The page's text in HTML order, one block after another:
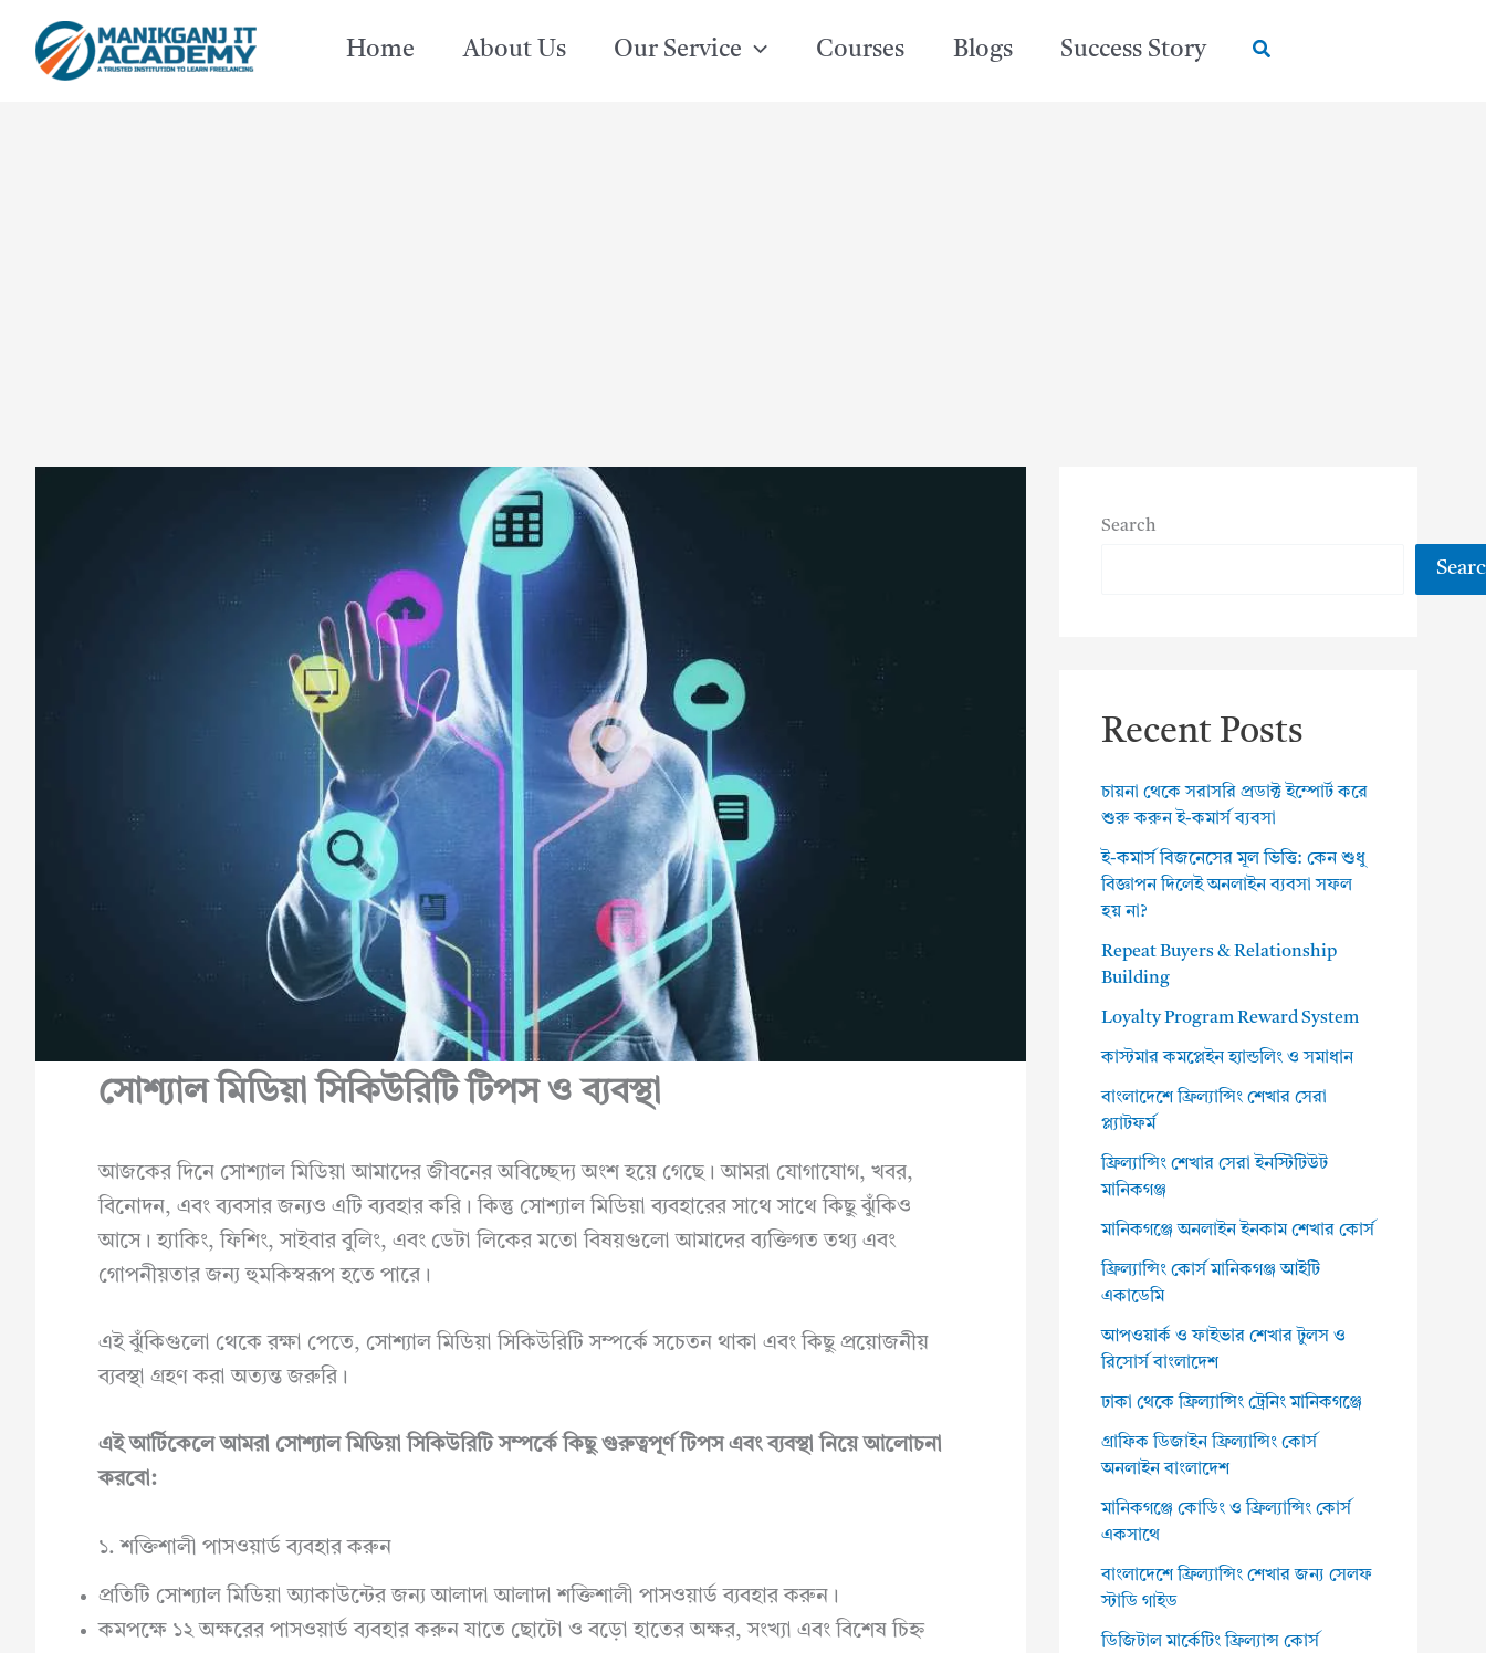
content
Home About Us Our Service Courses Blogs Success Story Search
সোশ্যাল মিডিয়া সিকিউরিটি টিপস ও ব্যবস্থা
আজকের দিনে সোশ্যাল মিডিয়া আমাদের জীবনের অবিচ্ছেদ্য অংশ হয়ে গেছে। আমরা যোগাযোগ, খবর,
বিনোদন, এবং ব্যবসার জন্যও এটি ব্যবহার করি। কিন্তু সোশ্যাল মিডিয়া ব্যবহারের সাথে সাথে কিছু ঝুঁকিও
আসে। হ্যাকিং, ফিশিং, সাইবার বুলিং, এবং ডেটা লিকের মতো বিষয়গুলো আমাদের ব্যক্তিগত তথ্য এবং
গোপনীয়তার জন্য হুমকিস্বরূপ হতে পারে।
এই ঝুঁকিগুলো থেকে রক্ষা পেতে, সোশ্যাল মিডিয়া সিকিউরিটি সম্পর্কে সচেতন থাকা এবং কিছু প্রয়োজনীয়
ব্যবস্থা গ্রহণ করা অত্যন্ত জরুরি।
এই আর্টিকেলে আমরা সোশ্যাল মিডিয়া সিকিউরিটি সম্পর্কে কিছু গুরুত্বপূর্ণ টিপস এবং ব্যবস্থা নিয়ে আলোচনা
করবো:
১. শক্তিশালী পাসওয়ার্ড ব্যবহার করুন
প্রতিটি সোশ্যাল মিডিয়া অ্যাকাউন্টের জন্য আলাদা আলাদা শক্তিশালী পাসওয়ার্ড ব্যবহার করুন।
কমপক্ষে ১২ অক্ষরের পাসওয়ার্ড ব্যবহার করুন যাতে ছোটো ও বড়ো হাতের অক্ষর, সংখ্যা এবং বিশেষ চিহ্ন
Search
Recent Posts
চায়না থেকে সরাসরি প্রডাক্ট ইম্পোর্ট করে
শুরু করুন ই-কমার্স ব্যবসা
ই-কমার্স বিজনেসের মূল ভিত্তি: কেন শুধু
বিজ্ঞাপন দিলেই অনলাইন ব্যবসা সফল
হয় না?
Repeat Buyers & Relationship
Building
Loyalty Program Reward System
কাস্টমার কমপ্লেইন হ্যান্ডলিং ও সমাধান
বাংলাদেশে ফ্রিল্যান্সিং শেখার সেরা
প্ল্যাটফর্ম
ফ্রিল্যান্সিং শেখার সেরা ইনস্টিটিউট
মানিকগঞ্জ
মানিকগঞ্জে অনলাইন ইনকাম শেখার কোর্স
ফ্রিল্যান্সিং কোর্স মানিকগঞ্জ আইটি
একাডেমি
আপওয়ার্ক ও ফাইভার শেখার টুলস ও
রিসোর্স বাংলাদেশ
ঢাকা থেকে ফ্রিল্যান্সিং ট্রেনিং মানিকগঞ্জে
গ্রাফিক ডিজাইন ফ্রিল্যান্সিং কোর্স
অনলাইন বাংলাদেশ
মানিকগঞ্জে কোডিং ও ফ্রিল্যান্সিং কোর্স
একসাথে
বাংলাদেশে ফ্রিল্যান্সিং শেখার জন্য সেলফ
স্টাডি গাইড
ডিজিটাল মার্কেটিং ফ্রিল্যান্স কোর্স